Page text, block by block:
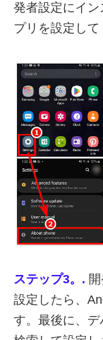
発者設定にイ
プリを設定し
ステップ3。.
設定したら、
す。最後に、